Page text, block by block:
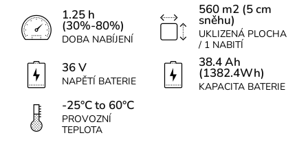
1.25 h
(30%-80%)
DOBA NABÍJENÍ
560 m2 (5 cm
sněhu)
UKLIZENÁ PLOCHA
/ 1 NABITÍ
36 V
NAPĚTÍ BATERIE
38.4 Ah
(1382.4Wh)
KAPACITA BATERIE
-25°C to 60°C
PROVOZNÍ
TEPLOTA